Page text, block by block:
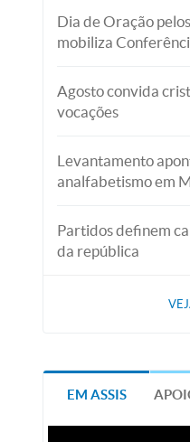
Dia de Oração
mobiliza
Agosto convida
vocações
Levantamento
analfabetismo em
Partidos definem
da república
EM ASSIS